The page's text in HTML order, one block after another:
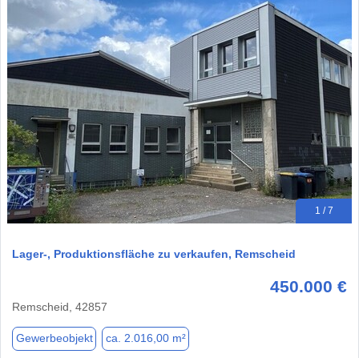
1 / 7
Lager-, Produktionsfläche zu verkaufen, Remscheid
450.000 €
Remscheid, 42857
Gewerbeobjekt ca. 2.016,00 m²